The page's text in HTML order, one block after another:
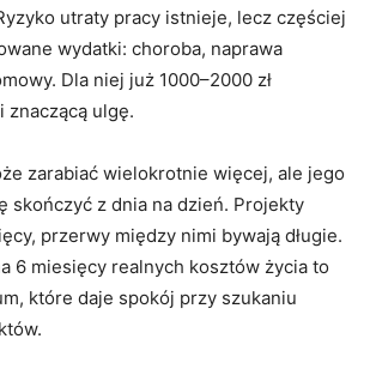
utraty pracy istnieje, lecz częściej
wydatki: choroba, naprawa
Dla niej już 1000–2000 zł
znaczącą ulgę.
zarabiać wielokrotnie więcej, ale jego
skończyć z dnia na dzień. Projekty
przerwy między nimi bywają długie.
6 miesięcy realnych kosztów życia to
które daje spokój przy szukaniu